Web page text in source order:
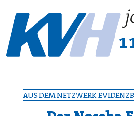
AUS DEM NETZWERK